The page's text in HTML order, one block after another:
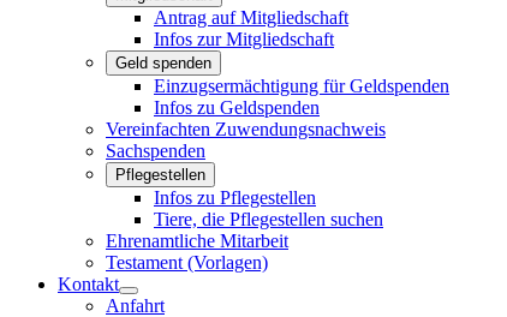
Antrag auf Mitgliedschaft
Infos zur Mitgliedschaft
Geld spenden
Einzugsermächtigung für Geldspenden
Infos zu Geldspenden
Vereinfachten Zuwendungsnachweis
Sachspenden
Pflegestellen
Infos zu Pflegestellen
Tiere, die Pflegestellen suchen
Ehrenamtliche Mitarbeit
Testament (Vorlagen)
Kontakt
Anfahrt